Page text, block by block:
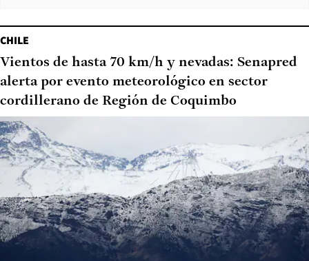
CHILE
Vientos de hasta 70 km/h y nevadas: Senapred
alerta por evento meteorológico en sector
cordillerano de Región de Coquimbo